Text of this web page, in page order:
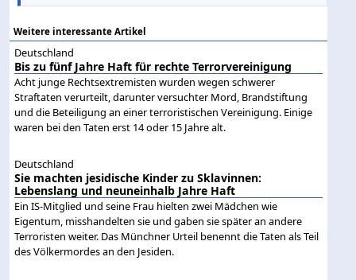
Weitere interessante Artikel
Deutschland
Bis zu fünf Jahre Haft für rechte Terrorvereinigung
Acht junge Rechtsextremisten wurden wegen schwerer
Straftaten verurteilt, darunter versuchter Mord, Brandstiftung
und die Beteiligung an einer terroristischen Vereinigung. Einige
waren bei den Taten erst 14 oder 15 Jahre alt.
Deutschland
Sie machten jesidische Kinder zu Sklavinnen:
Lebenslang und neuneinhalb Jahre Haft
Ein IS-Mitglied und seine Frau hielten zwei Mädchen wie
Eigentum, misshandelten sie und gaben sie später an andere
Terroristen weiter. Das Münchner Urteil benennt die Taten als Teil
des Völkermordes an den Jesiden.